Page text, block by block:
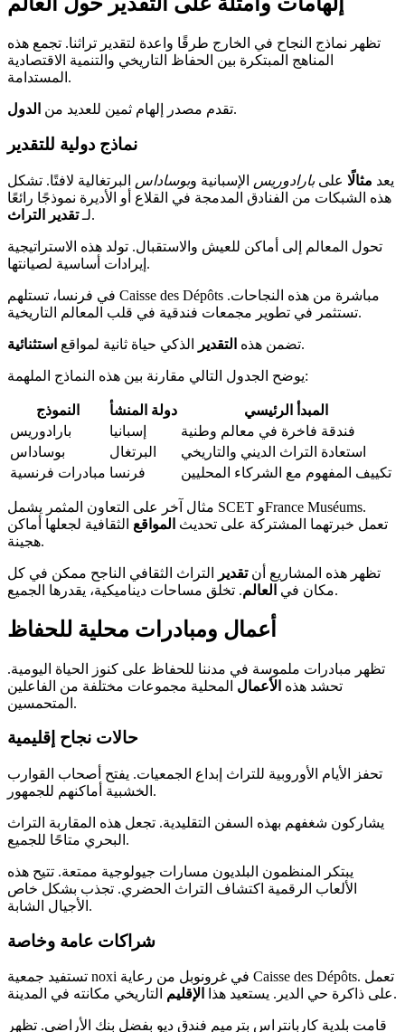
تظهر نماذج النجاح في الخارج طرقًا واعدة لتقدير تراثنا. تجمع هذه
المناهج المبتكرة بين الحفاظ التاريخي والتنمية الاقتصادية
المستدامة.
تقدم مصدر إلهام ثمين للعديد من الدول .
نماذج دولية للتقدير
يعد مثالًا علىبارادوريس الإسبانية وبوساداس البرتغالية لافتًا. تشكل
هذه الشبكات من الفنادق المدمجة في القلاع أو الأديرة نموذجًا رائعًا
لـتقدير التراث .
تحول المعالم إلى أماكن للعيش والاستقبال. تولد هذه الاستراتيجية
إيرادات أساسية لصيانتها.
في فرنسا، تستلهم Caisse des Dépôts مباشرة من هذه النجاحات.
تستثمر في تطوير مجمعات فندقية في قلب المعالم التاريخية.
تضمن هذه التقدير الذكي حياة ثانية لمواقع استثنائية .
يوضح الجدول التالي مقارنة بين هذه النماذج الملهمة:
النموذج دولة المنشأ
المبدأ الرئيسي
بارادوريس
إسبانيا
فندقة فاخرة في معالم وطنية
بوساداس
البرتغال
استعادة التراث الديني والتاريخي
مبادرات فرنسية فرنسا تكييف المفهوم مع الشركاء المحليين
مثال آخر على التعاون المثمر يشمل SCET وFrance Muséums.
تعمل خبرتهما المشتركة على تحديث المواقع الثقافية لجعلها أماكن
هجينة.
تظهر هذه المشاريع أنتقدير
التراث الثقافي الناجح ممكن في كل
مكان في العالم . تخلق مساحات ديناميكية، يقدرها الجميع.
أعمال ومبادرات محلية للحفاظ
تظهر مبادرات ملموسة في مدننا للحفاظ على كنوز الحياة اليومية.
تحشد هذه الأعمال المحلية مجموعات مختلفة من الفاعلين
المتحمسين.
حالات نجاح إقليمية
تحفز الأيام الأوروبية للتراث إبداع الجمعيات. يفتح أصحاب القوارب
الخشبية أماكنهم للجمهور.
يشاركون شغفهم بهذه السفن التقليدية. تجعل هذه المقاربة التراث
البحري متاحًا للجميع.
يبتكر المنظمون البلديون مسارات جيولوجية ممتعة. تتيح هذه
الألعاب الرقمية اكتشاف التراث الحضري. تجذب بشكل خاص
الأجيال الشابة.
شراكات عامة وخاصة
تستفيد جمعية noxi في غرونوبل من رعاية Caisse des Dépôts. تعمل
على ذاكرة حي الدير. يستعيد هذا
الإقليم التاريخي مكانته في المدينة.
قامت بلدية كاربانتراس بترميم فندق ديو بفضل بنك الأراضي. تظهر